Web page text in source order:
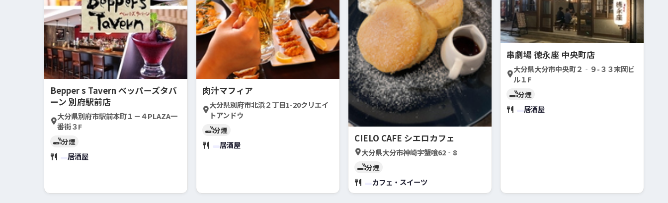
Bepper s Tavern ベッパーズタバ
ーン 別府駅前店
大分県別府市駅前本町１－４PLAZA一
番街３F
分煙
居酒屋
肉汁マフィア
大分県別府市北浜２丁目1-20クリエイ
トアンドウ
分煙
居酒屋
CIELO CAFE シエロカフェ
大分県大分市神崎字蟹喰62‐8
分煙
カフェ・スイーツ
串劇場 徳永座 中央町店
大分県大分市中央町２‐９-３３末岡ビ
ル１F
分煙
居酒屋